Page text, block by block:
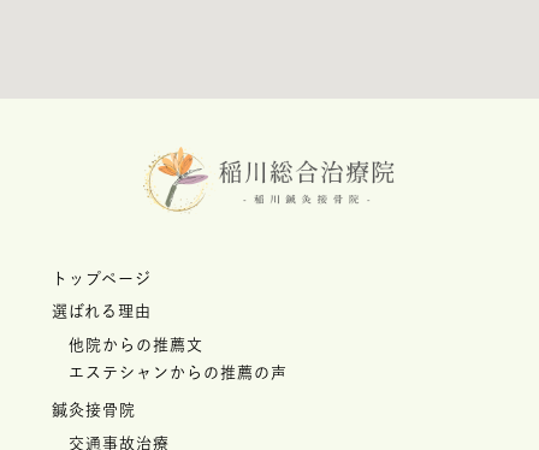
トップページ
選ばれる理由
他院からの推薦文
エステシャンからの推薦の声
鍼灸接骨院
交通事故治療